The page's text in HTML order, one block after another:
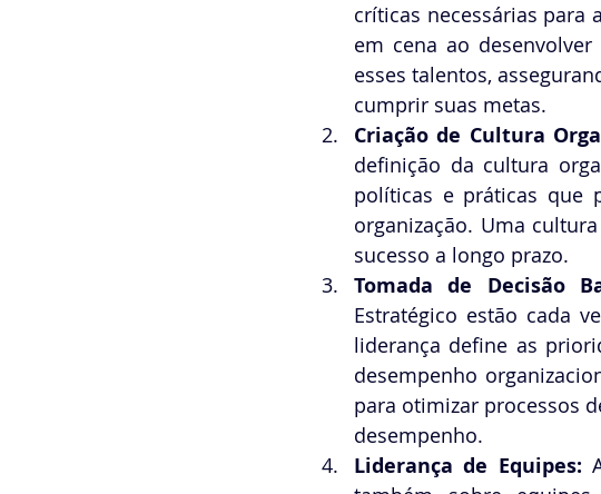
críticas necessárias para
em cena ao
esses talentos,
cumprir suas metas.
Criação de Cultura
definição da cultura
políticas e práticas que
organização. Uma
sucesso a longo prazo.
Tomada de Decisão
Estratégico estão cada
liderança define as
desempenho
para otimizar processos
desempenho.
Liderança de Equipes: